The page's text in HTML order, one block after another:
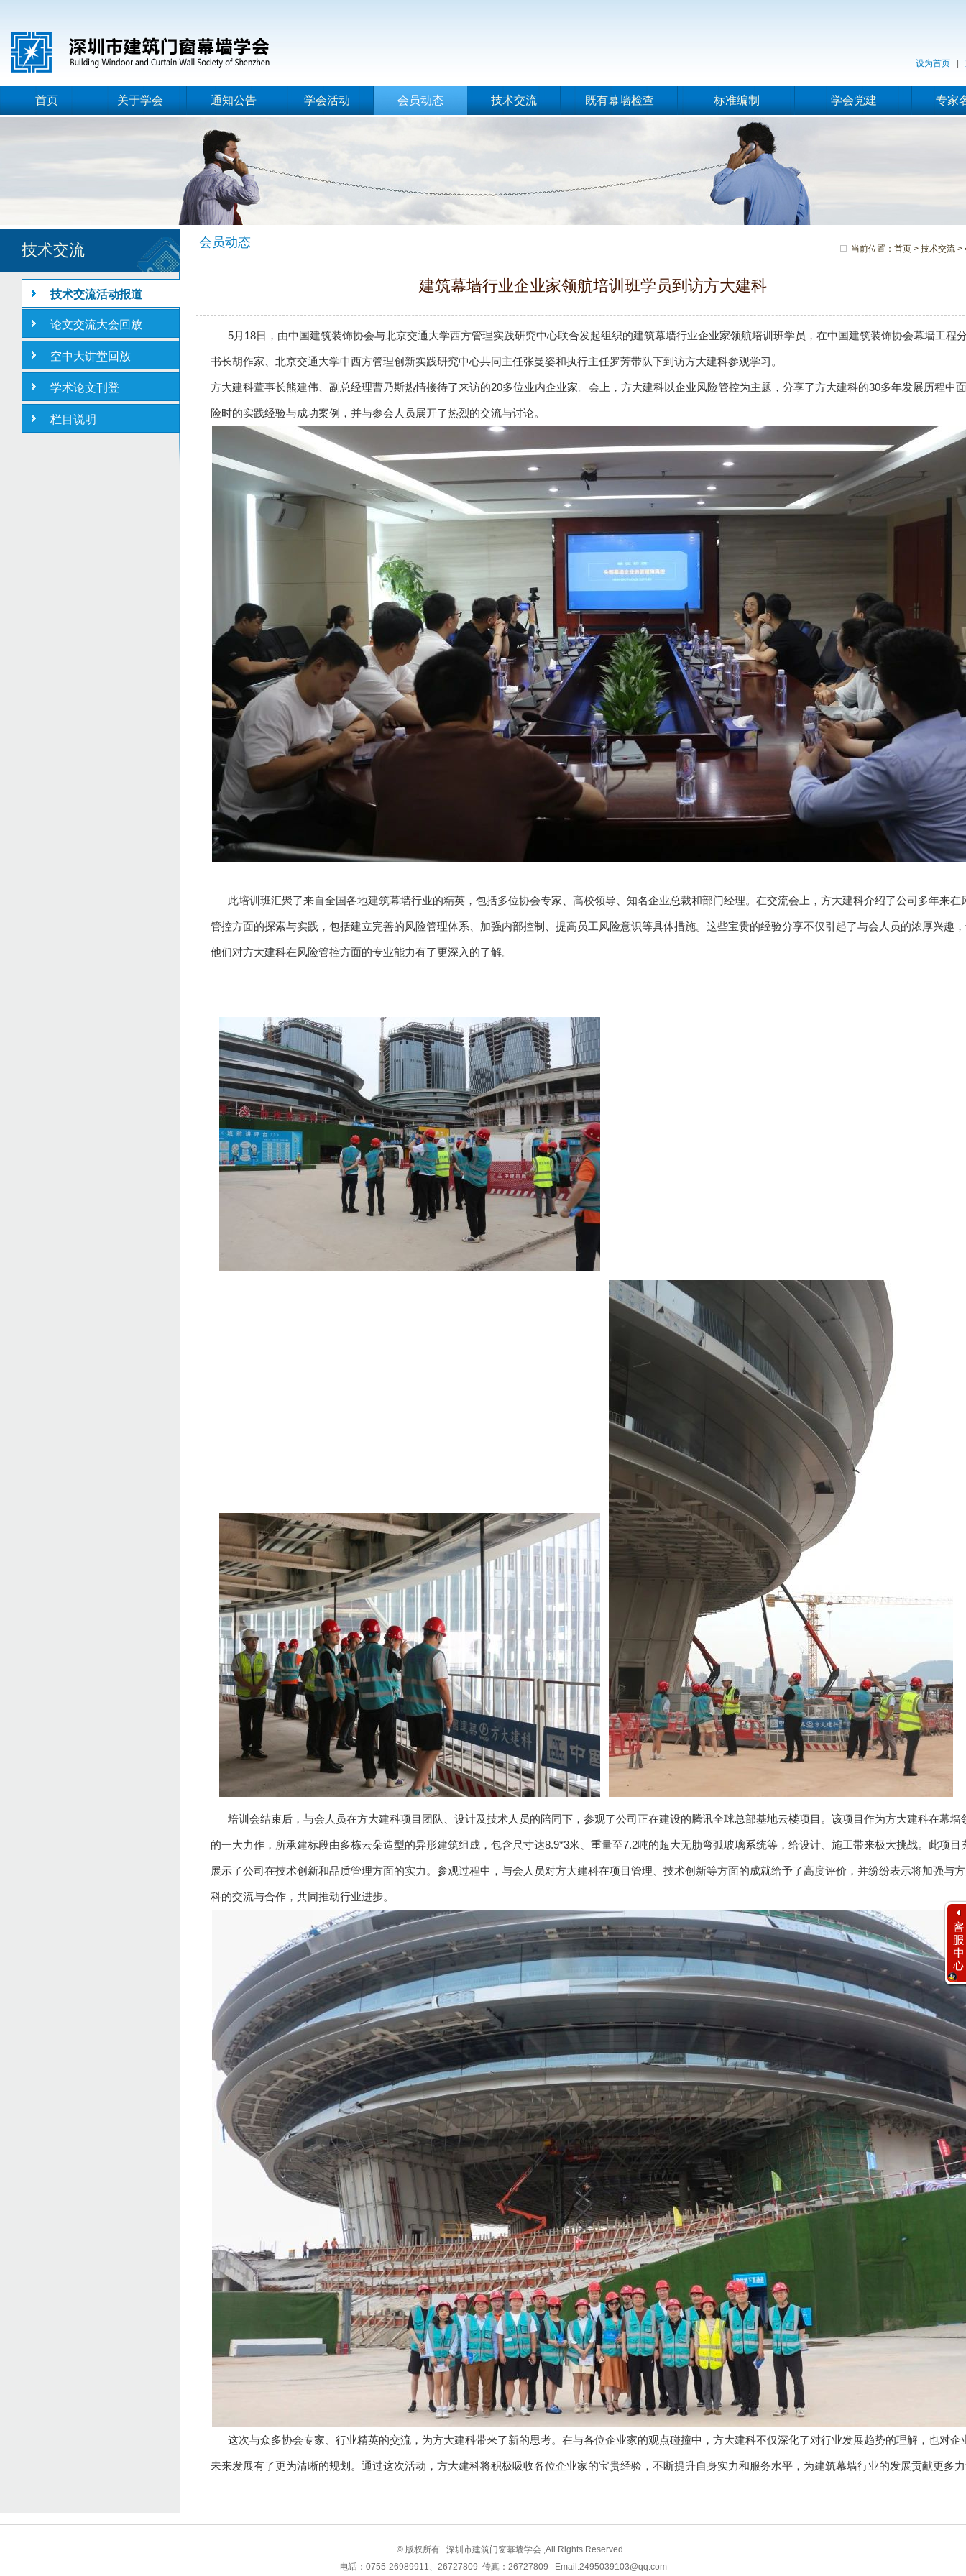
设为首页
首页 关于学会 通知公告 学会活动 会员动态 技术交流 既有幕墙检查 标准编制 学会党建 专家
技术交流
技术交流活动报道
论文交流大会回放
空中大讲堂回放
学术论文刊登
栏目说明
会员动态 当前位置： 首页 > 技术交流 >
建筑幕墙行业企业家领航培训班学员到访方大建科
5月18日，由中国建筑装饰协会与北京交通大学西方管理实践研究中心联合发起组织的建筑幕墙行业企业家领航培训班学员，在中国建筑装饰协会幕墙工程
书长胡作家、北京交通大学中西方管理创新实践研究中心共同主任张曼姿和执行主任罗芳带队下到访方大建科参观学习。
方大建科董事长熊建伟、副总经理曹乃斯热情接待了来访的20多位业内企业家。会上，方大建科以企业风险管控为主题，分享了方大建科的30多年发展历程中
险时的实践经验与成功案例，并与参会人员展开了热烈的交流与讨论。
此培训班汇聚了来自全国各地建筑幕墙行业的精英，包括多位协会专家、高校领导、知名企业总裁和部门经理。在交流会上，方大建科介绍了公司多年来在
管控方面的探索与实践，包括建立完善的风险管理体系、加强内部控制、提高员工风险意识等具体措施。这些宝贵的经验分享不仅引起了与会人员的浓厚兴趣
他们对方大建科在风险管控方面的专业能力有了更深入的了解。
培训会结束后，与会人员在方大建科项目团队、设计及技术人员的陪同下，参观了公司正在建设的腾讯全球总部基地云楼项目。该项目作为方大建科在幕墙
的一大力作，所承建标段由多栋云朵造型的异形建筑组成，包含尺寸达8.9*3米、重量至7.2吨的超大无肋弯弧玻璃系统等，给设计、施工带来极大挑战。此项目
展示了公司在技术创新和品质管理方面的实力。参观过程中，与会人员对方大建科在项目管理、技术创新等方面的成就给予了高度评价，并纷纷表示将加强与
科的交流与合作，共同推动行业进步。
这次与众多协会专家、行业精英的交流，为方大建科带来了新的思考。在与各位企业家的观点碰撞中，方大建科不仅深化了对行业发展趋势的理解，也对企
未来发展有了更为清晰的规划。通过这次活动，方大建科将积极吸收各位企业家的宝贵经验，不断提升自身实力和服务水平，为建筑幕墙行业的发展贡献更多
© 版权所有 深圳市建筑门窗幕墙学会 ,All Rights Reserved
电话：0755-26989911、26727809 传真：26727809 Email:2495039103@qq.com
客服工作时间
周一至周五
扫一扫，更多惊喜